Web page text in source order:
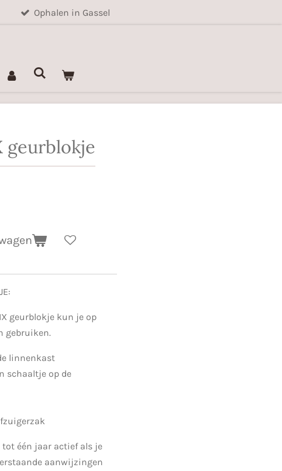
Ophalen in Gassel
geurblokje
geurblokje kun je op
gebruiken.
linnenkast
schaaltje op de
één jaar actief als je
aanwijzingen